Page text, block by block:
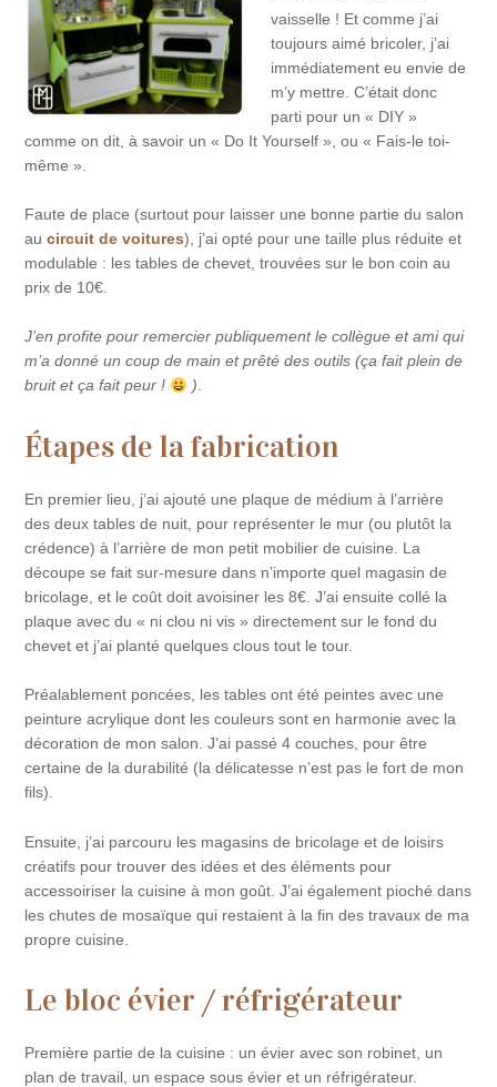
vaisselle ! Et comme j’ai
toujours aimé bricoler, j’ai
immédiatement eu envie de
m’y mettre. C’était donc
parti pour un « DIY »
comme on dit, à savoir un « Do It Yourself », ou « Fais-le toi-
même ».
Faute de place (surtout pour laisser une bonne partie du salon
aucircuit de voitures), j’ai opté pour une taille plus réduite et
modulable : les tables de chevet, trouvées sur le bon coin au
prix de 10€.
J’en profite pour remercier publiquement le collègue et ami qui
m’a donné un coup de main et prêté des outils (ça fait plein de
bruit et ça fait peur !
).
Étapes de la fabrication
En premier lieu, j’ai ajouté une plaque de médium à l’arrière
des deux tables de nuit, pour représenter le mur (ou plutôt la
crédence) à l’arrière de mon petit mobilier de cuisine. La
découpe se fait sur-mesure dans n’importe quel magasin de
bricolage, et le coût doit avoisiner les 8€. J’ai ensuite collé la
plaque avec du « ni clou ni vis » directement sur le fond du
chevet et j’ai planté quelques clous tout le tour.
Préalablement poncées, les tables ont été peintes avec une
peinture acrylique dont les couleurs sont en harmonie avec la
décoration de mon salon. J’ai passé 4 couches, pour être
certaine de la durabilité (la délicatesse n’est pas le fort de mon
fils).
Ensuite, j’ai parcouru les magasins de bricolage et de loisirs
créatifs pour trouver des idées et des éléments pour
accessoiriser la cuisine à mon goût. J’ai également pioché dans
les chutes de mosaïque qui restaient à la fin des travaux de ma
propre cuisine.
Le bloc évier / réfrigérateur
Première partie de la cuisine : un évier avec son robinet, un
plan de travail, un espace sous évier et un réfrigérateur.